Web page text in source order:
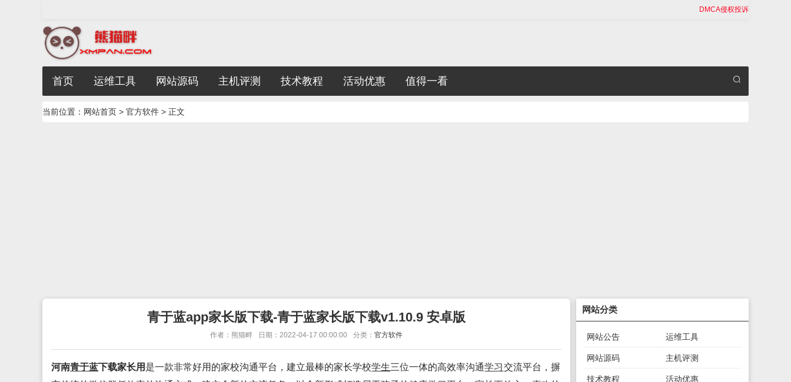
DMCA侵权投诉
首页 运维工具 网站源码 主机评测 技术教程 活动优惠 值得一看
当前位置： 网站首页 > 官方软件 > 正文
青于蓝app家长版下载-青于蓝家长版下载v1.10.9 安卓版
作者：熊猫畔 日期：2022-04-17 00:00:00 分类：官方软件
河南青于蓝下载家长用 是一款非常好用的家校沟通平台，建立最棒的家长学校学生三位一体的高效率沟通学习交流平台，摒
网站分类
网站公告 运维工具
网站源码 主机评测
技术教程 活动优惠